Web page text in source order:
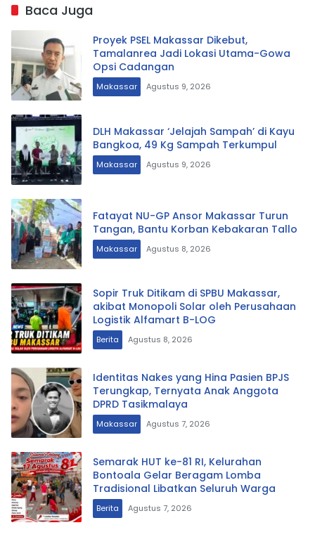
Baca Juga
Proyek PSEL Makassar Dikebut,
Tamalanrea Jadi Lokasi Utama-Gowa
Opsi Cadangan
Makassar Agustus 9, 2026
DLH Makassar ‘Jelajah Sampah’ di Kayu
Bangkoa, 49 Kg Sampah Terkumpul
Makassar Agustus 9, 2026
Fatayat NU-GP Ansor Makassar Turun
Tangan, Bantu Korban Kebakaran Tallo
Makassar Agustus 8, 2026
Sopir Truk Ditikam di SPBU Makassar,
akibat Monopoli Solar oleh Perusahaan
Logistik Alfamart B-LOG
Berita Agustus 8, 2026
Identitas Nakes yang Hina Pasien BPJS
Terungkap, Ternyata Anak Anggota
DPRD Tasikmalaya
Makassar Agustus 7, 2026
Semarak HUT ke-81 RI, Kelurahan
Bontoala Gelar Beragam Lomba
Tradisional Libatkan Seluruh Warga
Berita Agustus 7, 2026